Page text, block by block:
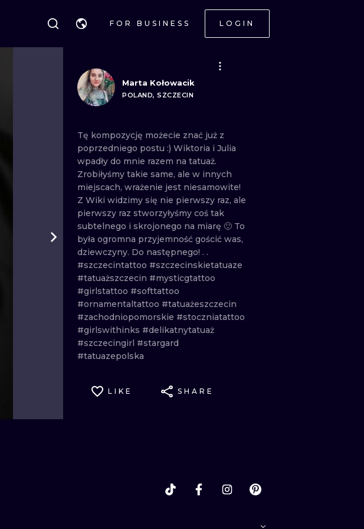
FOR BUSINESS LOGIN
HANDPOKE
BLACKWORK
TRADITIONAL
IGNORANT
LINEWORK
DOTWORK
NEO TRADITIONAL
WOODCUT
Marta Kołowacik
POLAND, SZCZECIN
Tę kompozycję możecie znać już z
poprzedniego postu :) Wiktoria i Julia
wpadły do mnie razem na tatuaż.
Zrobiłyśmy takie same, ale w innych
miejscach, wrażenie jest niesamowite!
Z Wiki widzimy się nie pierwszy raz, ale
pierwszy raz stworzyłyśmy coś tak
subtelnego i skrojonego na miarę 🙂 To
była ogromna przyjemność gościć was,
dziewczyny. Do następnego! . .
#szczecintattoo #szczecinskietatuaze
#tatuaższczecin #mysticgtattoo
#girlstattoo #softtattoo
#ornamentaltattoo #tatuażeszczecin
#zachodniopomorskie #stoczniatattoo
#girlswithinks #delikatnytatuaż
#szczecingirl #stargard
#tatuazepolska
LIKE SHARE